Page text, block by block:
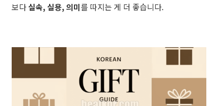
보다실속, 실용, 의미를 따지는 게 더 좋습니다.